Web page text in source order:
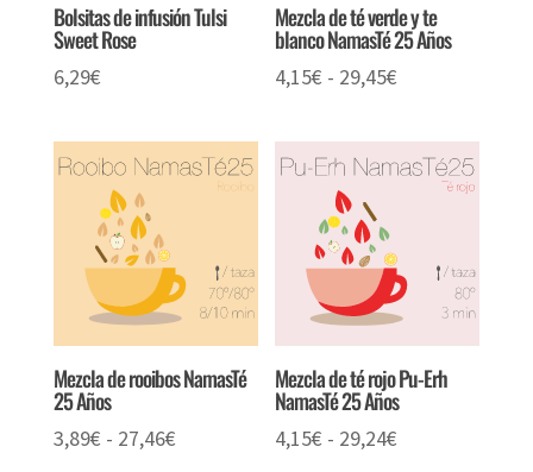
Bolsitas de infusión Tulsi
Sweet Rose
6,29€
Mezcla de té verde y te
blanco NamasTé 25 Años
4,15€ - 29,45€
precios:
desde
29,45€
Mezcla de rooibos NamasTé
25 Años
3,89€ - 27,46€Rango
Mezcla de té rojo Pu-Erh
NamasTé 25 Años
4,15€ - 29,24€